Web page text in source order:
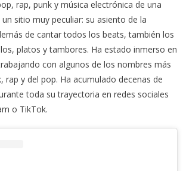
rap, punk y música electrónica de una
sitio muy peculiar: su asiento de la
de cantar todos los beats, también los
platos y tambores. Ha estado inmerso en
con algunos de los nombres más
rap y del pop. Ha acumulado decenas de
toda su trayectoria en redes sociales
o TikTok.